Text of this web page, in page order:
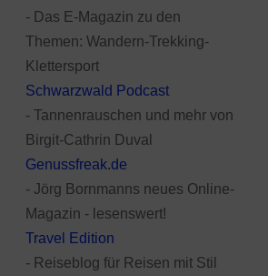
- Das E-Magazin zu den
Themen: Wandern-Trekking-
Klettersport
Schwarzwald Podcast
- Tannenrauschen und mehr von
Birgit-Cathrin Duval
Genussfreak.de
- Jörg Bornmanns neues Online-
Magazin - lesenswert!
Travel Edition
- Reiseblog für Reisen mit Stil